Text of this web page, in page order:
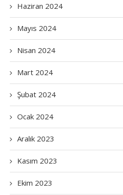
Haziran 2024
Mayıs 2024
Nisan 2024
Mart 2024
Şubat 2024
Ocak 2024
Aralık 2023
Kasım 2023
Ekim 2023